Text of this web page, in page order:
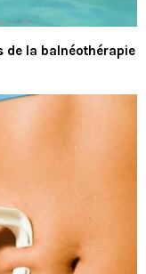
de la balnéothérapie